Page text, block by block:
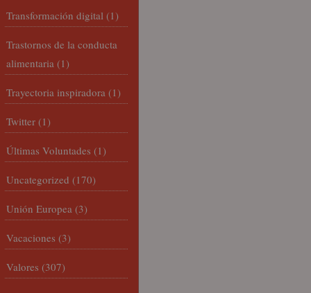
Transformación digital (1)
Trastornos de la conducta
alimentaria (1)
Trayectoria inspiradora (1)
Twitter (1)
Últimas Voluntades (1)
Uncategorized (170)
Unión Europea (3)
Vacaciones (3)
Valores (307)